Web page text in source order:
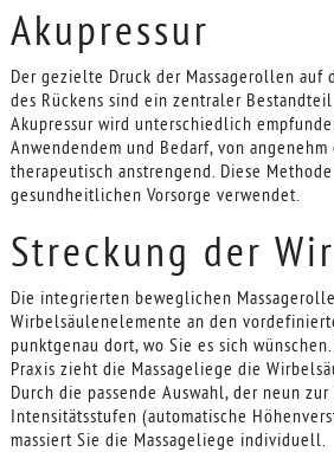
Akupressur
Der gezielte Druck der Massagerollen auf
des Rückens sind ein zentraler Bestandteil
Akupressur wird unterschiedlich
Anwendendem und Bedarf, von
therapeutisch anstrengend. Diese
gesundheitlichen Vorsorge verwendet.
Streckung der
Die integrierten beweglichen
Wirbelsäulenelemente an den
punktgenau dort, wo Sie es sich
Praxis zieht die Massageliege die
Durch die passende Auswahl, der neun
Intensitätsstufen (automatische
massiert Sie die Massageliege individuell.